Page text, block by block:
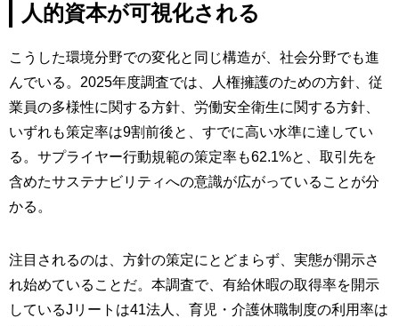
人的資本が可視化される
こうした環境分野での変化と同じ構造が、社会分野でも進
んでいる。2025年度調査では、人権擁護のための方針、従
業員の多様性に関する方針、労働安全衛生に関する方針、
いずれも策定率は9割前後と、すでに高い水準に達してい
る。サプライヤー行動規範の策定率も62.1%と、取引先を
含めたサステナビリティへの意識が広がっていることが分
かる。
注目されるのは、方針の策定にとどまらず、実態が開示さ
れ始めていることだ。本調査で、有給休暇の取得率を開示
しているJリートは41法人、育児・介護休職制度の利用率は